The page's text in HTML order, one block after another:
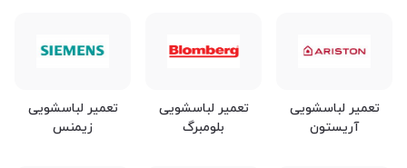
تعمیر لباسشویی
آریستون
تعمیر لباسشویی
بلومبرگ
تعمیر لباسشویی
زیمنس